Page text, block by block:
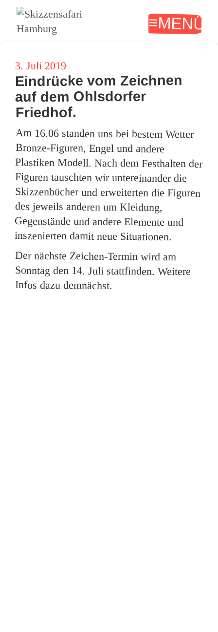
Veröffentlicht
am
3. Juli 2019
Eindrücke vom Zeichnen
auf dem Ohlsdorfer
Friedhof.
Am 16.06 standen uns bei bestem Wetter
Bronze-Figuren, Engel und andere
Plastiken Modell. Nach dem Festhalten der
Figuren tauschten wir untereinander die
Skizzenbücher und erweiterten die Figuren
des jeweils anderen um Kleidung,
Gegenstände und andere Elemente und
inszenierten damit neue Situationen.
Der nächste Zeichen-Termin wird am
Sonntag den 14. Juli stattfinden. Weitere
Infos dazu demnächst.